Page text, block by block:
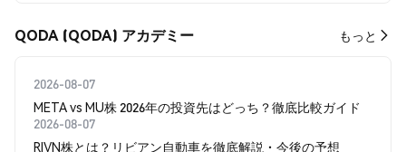
QODA (QODA) アカデミー もっと
2026-08-07
META vs MU株 2026年の投資先はどっち？徹底比較ガイド
2026-08-07
RIVN株とは？リビアン自動車を徹底解説・今後の予想